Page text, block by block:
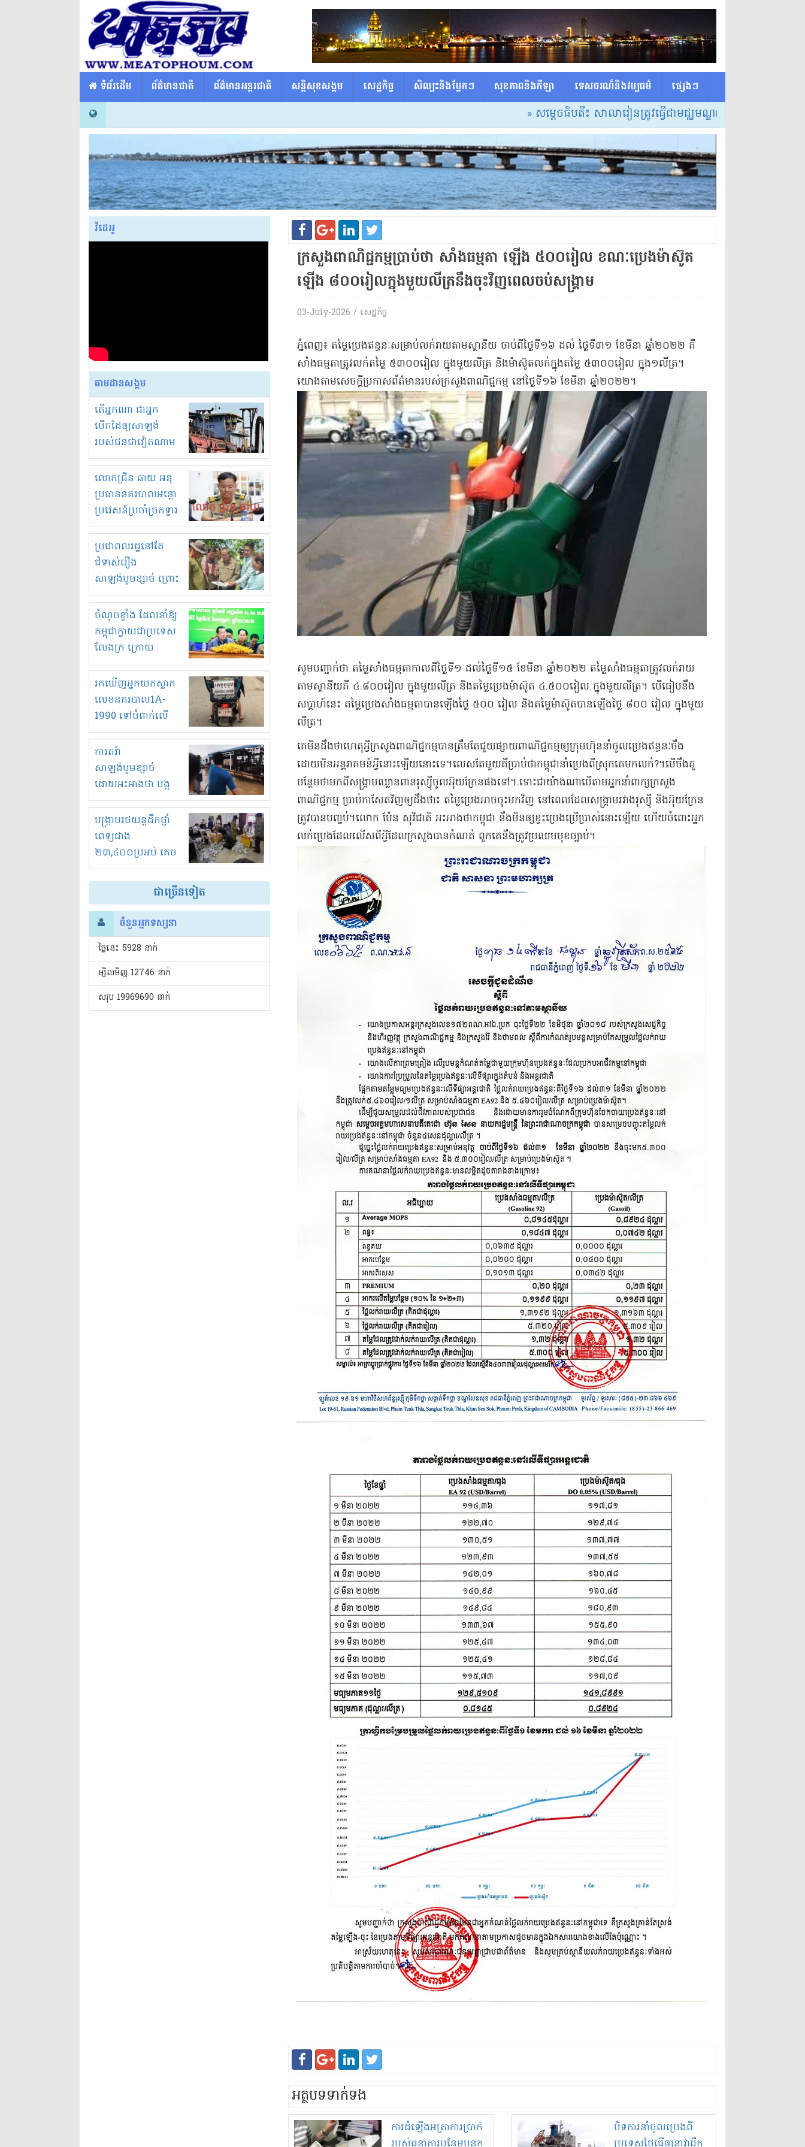
​​ ទំព័រដើម ព័ត៌មានជាតិ ព័ត៌មានអន្តរជាតិ សន្តិសុខសង្គម សេដ្ឋកិច្ច សិល្បះនិងប្លែកៗ សុខភាពនិងកីឡា ទេសចរណ៏និងវប្បធម៌ ផ្សេង​ៗ
» សម្ដេចធិបតី៖ សាលារៀនត្រូវធ្វើជាមជ្ឈមណ្ឌលកំណត់វិធីសាស្ត្របង្រ
វីដេអូ
តាមដានសង្គម
តើអ្នកណា ជាអ្នក
បើកដៃឲ្យសាឡង់
របស់ជនជាវៀតណាម
ចូល មកខុស
ច្បាប់លួចបូមខ្សាច់នៅ
ក្នុងប្រទេសកម្ពុជា
លោកជ្រិន ឆាយ អនុ
ប្រធាននគរបាលអន្តោ
ប្រវេសន៍ប្រចាំច្រកទ្វារ
ព្រំដែនភ្នំឌិន និងឈ្មួញ
មួយចំនួនទៀត
កំពង់តែគុបគិតគ្នា
ធ្វើសកម្មភាពរកស៊ីនិង
ស្តុកទំនិញគេចពន្ធ?
ប្រជាពលរដ្ឋនៅតែ
ជំទាស់រឿង
សាឡង់បូមខ្សាច់ ព្រោះ
ខ្លាចបាក់ច្រាំងទៀត!
ចំណុចខ្លាំង ដែលនាំឱ្យ
កម្ពុជាក្លាយជាប្រទេស
លែងក្រ ក្រោយ
ឆ្នាំ២០៣០
រកឃើញអ្នកយកស្លាក
លេខនគរបាល1A-
1990 ទៅបំពាក់លើ
ម៉ូតូរបស់ខ្លួន ដាកផ្លាក
រត់ឌុបហើយ
ការតវ៉ា
សាឡង់បូមខ្សាច់
ដោយអះអាងថា បង្ក
បាក់ច្រាំងទន្លេ និង
រំខានទាំងយប់ទាំងថ្ងៃ
បង្ក្រាបរថយន្តដឹកថ្នាំ
ពេទ្យជាង
២៣,៤០០ប្រអប់ គេច
ពន្ធនិងអត់ច្បាប់នាំ
ចូល!?
ជាច្រើនទៀត
ចំនួនអ្នកទស្សនា
ថ្ងៃនេះ​ 5928 នាក់
ម្សិលមិញ 12746 នាក់
សរុប 19969690 នាក់
ក្រសួងពាណិជ្ជកម្ម​ប្រាប់ថា សាំង​ធម្មតា ឡើង ៥០០​រៀល ខណៈ​ប្រេងម៉ាស៊ូត
ឡើង ៨០០​រៀល​ក្នុង​មួយ​លីត្រនឹងចុះវិញពេលចប់សង្គ្រាម​
03-July-2026 / សេដ្ឋកិច្ច
​ភ្នំពេញ​៖ តម្លៃ​ប្រេងឥន្ធនៈ​សម្រាប់​លក់រាយ​តាម​ស្ថានីយ ចាប់ពី​ថ្ងៃទី​១៦ ដល់ ថ្ងៃទី​៣១ ខែមីនា ឆ្នាំ​២០២២ គឺ
សាំង​ធម្មតា​ត្រូវ​លក់​តម្លៃ ៥៣០០​រៀល ក្នុង​មួយ​លីត្រ និង​ម៉ា​ស៊ូ​ត​លក់​ក្នុងតម្លៃ ៥៣០០​រៀល ក្នុង​១​លីត្រ​។
យោងតាម​សេចក្តីប្រកាស​ព័ត៌មាន​របស់​ក្រសួងពាណិជ្ជកម្ម នៅ​ថ្ងៃទី​១៦ ខែមីនា ឆ្នាំ​២០២២​។
​សូមបញ្ជាក់ថា តម្លៃ​សាំង​ធម្មតា​កាលពី​ថ្ងៃទី​១ ដល់​ថ្ងៃទី​១៥ ខែមីនា ឆ្នាំ​២០២២ តម្លៃ​សាំង​ធម្មតា​ត្រូវ​លក់រាយ​
តាម​ស្ថានីយ​គឺ ៤.៨០០​រៀល ក្នុង​មួយ​លីត្រ និង​តម្លៃ​ប្រេងម៉ាស៊ូត ៤.៥០០​រៀល ក្នុង​មួយ​លីត្រ​។ បើ​ធៀប​នឹង​
សប្តាហ៍​នេះ តម្លៃ​ប្រេងសាំង​ធម្មតា​បាន​ឡើងថ្លៃ ៥០០ រៀល និង​តម្លៃ​ម៉ា​ស៊ូ​ត​បាន​ឡើងថ្លៃ ៨០០ រៀល ក្នុង​មួយ​
លីត្រ​។​
គេ​មិនដឹងថា​ហេតុអ្វី​ក្រសួង​ពា​ណិ​ជ្ចក​ម្ម​បានត្រឹមតែ​ជួយ​ផ្សាយពាណិជ្ជកម្ម​ឲ្យ​ក្រុមហ៊ុន​នាំចូល​ប្រេងឥន្ធនៈ​ចឹ​ង​
ដោយ​មិន​អន្តរាគមន៍​អ្វី​នោះឡើយ​នោះទេ​។​លេស​តែមួយ​គឺ​ប្រាប់ថា​កម្ពុជា​នាំ​ប្រេង​ពី​ស្រុក​គេ​មក​លក់​?​។​បើ​ចឹ​ង​គួ​
បន្ថែមថា​មកពី​សង្គ្រាម​ឈ្លានពាន​រុស្ស៊ី​ចូល​អ៊ុយ​ក្រែ​ន​ផង​ទៅ​។.​ទោះជា​យ៉ាងណា​បើតាម​អ្នកនាំពាក្យ​ក្រសួង
ពាណិជ្ជកម្ម ប្រាប់​កាសែត​វិញ​ឲ្យ​ដឹងថា​៖ តម្លៃ​ប្រេង​អាច​ចុះ​មកវិញ នៅពេលដែល​សង្គ្រាម​រវាង​រុស្ស៊ី និង​អ៊ុយ​ក្រែ​ន
ត្រូវបាន​បញ្ចប់​។​លោក ប៉ែន សុ​វិជាតិ អះអាងថា​កម្ពុជា នឹងមិន​ឲ្យ​ខ្វះ​ប្រេង​ប្រើប្រាស់​នោះឡើយ ហើយ​ចំពោះ​អ្នក
លក់​ប្រេង​ដែល​លើសពី​អ្វីដែល​ក្រសួង​បានកំណត់ ពួកគេ​នឹងត្រូវ​ប្រឈមមុខ​ច្បាប់​។
អត្ថបទទាក់ទង
ការដំឡើង​អត្រា​ការប្រាក់
របស់​ធនាគារ​បន្ថែម​បន្ទុក​
បិទ​ការ​នាំចូល​ប្រេង​ពី​
ប្រទេស​ថៃ​ធ្វើ​ឲ្យ​នាវា​ដឹក​